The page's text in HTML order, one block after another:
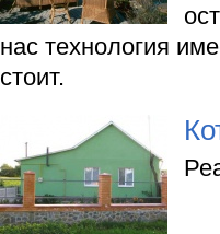
нас технология
стоит.